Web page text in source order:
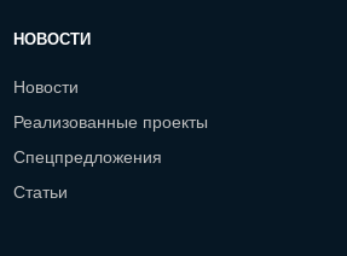
НОВОСТИ
Новости
Реализованные проекты
Спецпредложения
Статьи